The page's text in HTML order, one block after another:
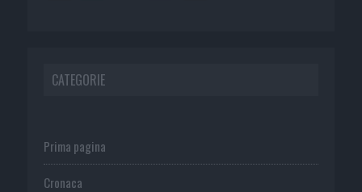
CATEGORIE
Prima pagina
Cronaca